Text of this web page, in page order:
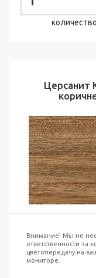
количество
Церсанит
Внимание! Мы не
ответственности за
цветопередачу на
мониторе.